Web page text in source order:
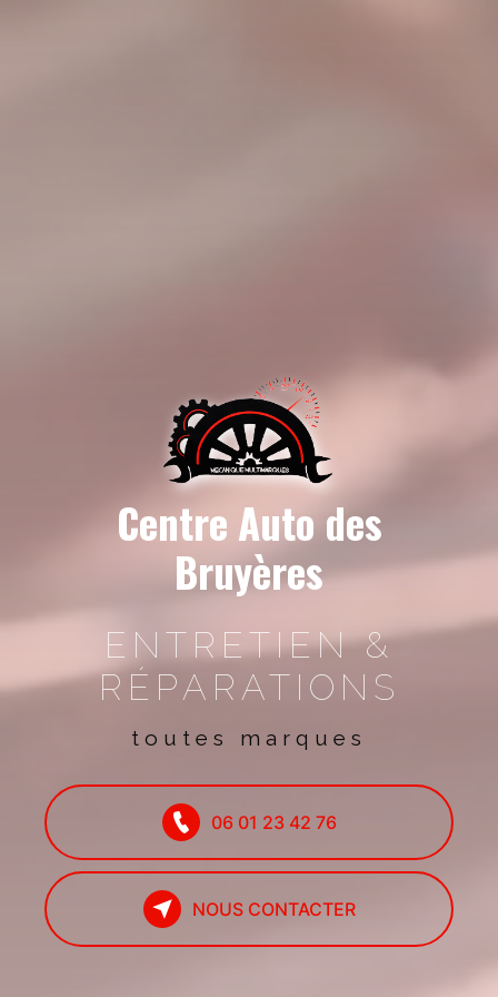
Centre Auto des
Bruyères
ENTRETIEN &
RÉPARATIONS
toutes marques
06 01 23 42 76
NOUS CONTACTER